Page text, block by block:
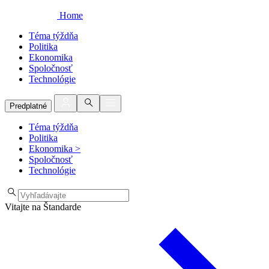
Home
Téma týždňa
Politika
Ekonomika
Spoločnosť
Technológie
Predplatné
Téma týždňa
Politika
Ekonomika >
Spoločnosť
Technológie
Vitajte na Štandarde